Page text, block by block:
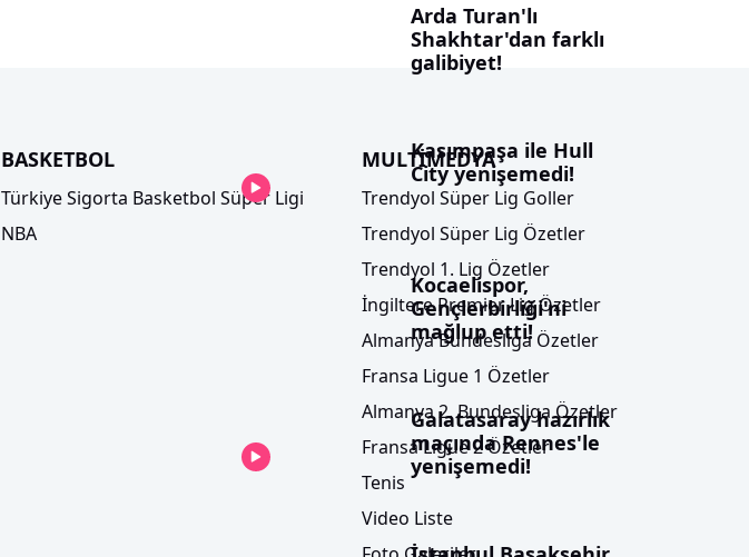
Arda Turan'lı
Shakhtar'dan farklı
galibiyet!
Kasımpaşa ile Hull
City yenişemedi!
Kocaelispor,
Gençlerbirliği'ni
mağlup etti!
Galatasaray hazırlık
maçında Rennes'le
yenişemedi!
BASKETBOL
Türkiye Sigorta Basketbol Süper Ligi
NBA
MULTİMEDYA
Trendyol Süper Lig Goller
Trendyol Süper Lig Özetler
Trendyol 1. Lig Özetler
İngiltere Premier Lig Özetler
Almanya Bundesliga Özetler
Fransa Ligue 1 Özetler
Almanya 2. Bundesliga Özetler
Fransa Ligue 2 Özetler
Tenis
Video Liste